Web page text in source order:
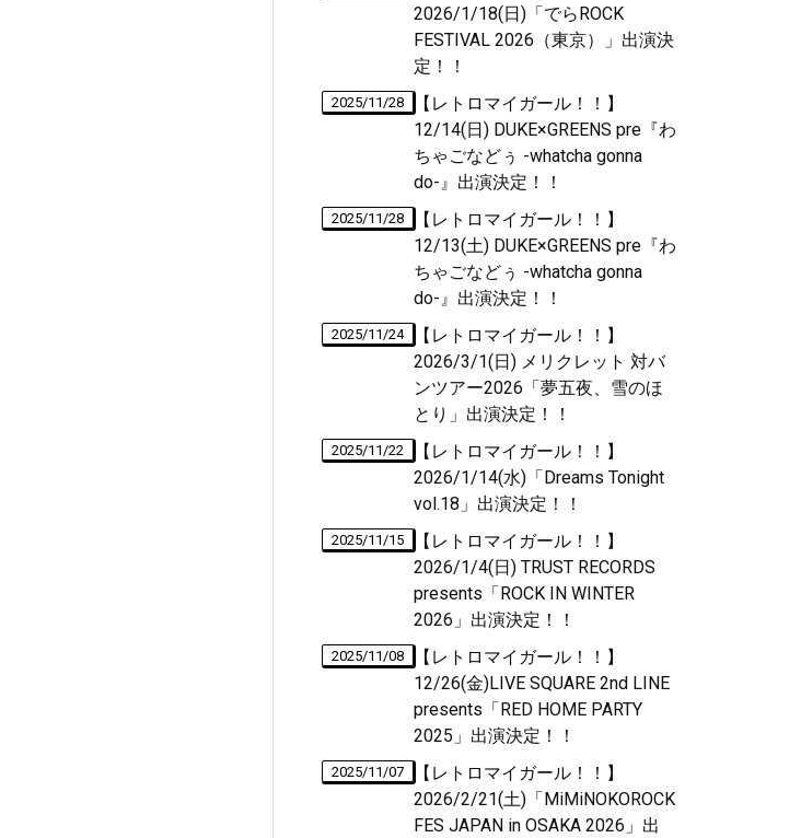
2026/1/18(日)「でらROCK
FESTIVAL 2026（東京）」出演決
定！！
2025/11/28
【レトロマイガール！！】
12/14(日) DUKE×GREENS pre『わ
ちゃごなどぅ -whatcha gonna
do-』出演決定！！
2025/11/28
【レトロマイガール！！】
12/13(土) DUKE×GREENS pre『わ
ちゃごなどぅ -whatcha gonna
do-』出演決定！！
2025/11/24
【レトロマイガール！！】
2026/3/1(日) メリクレット 対バ
ンツアー2026「夢五夜、雪のほ
とり」出演決定！！
2025/11/22
【レトロマイガール！！】
2026/1/14(水)「Dreams Tonight
vol.18」出演決定！！
2025/11/15
【レトロマイガール！！】
2026/1/4(日) TRUST RECORDS
presents「ROCK IN WINTER
2026」出演決定！！
2025/11/08
【レトロマイガール！！】
12/26(金)LIVE SQUARE 2nd LINE
presents「RED HOME PARTY
2025」出演決定！！
2025/11/07
【レトロマイガール！！】
2026/2/21(土)「MiMiNOKOROCK
FES JAPAN in OSAKA 2026」出